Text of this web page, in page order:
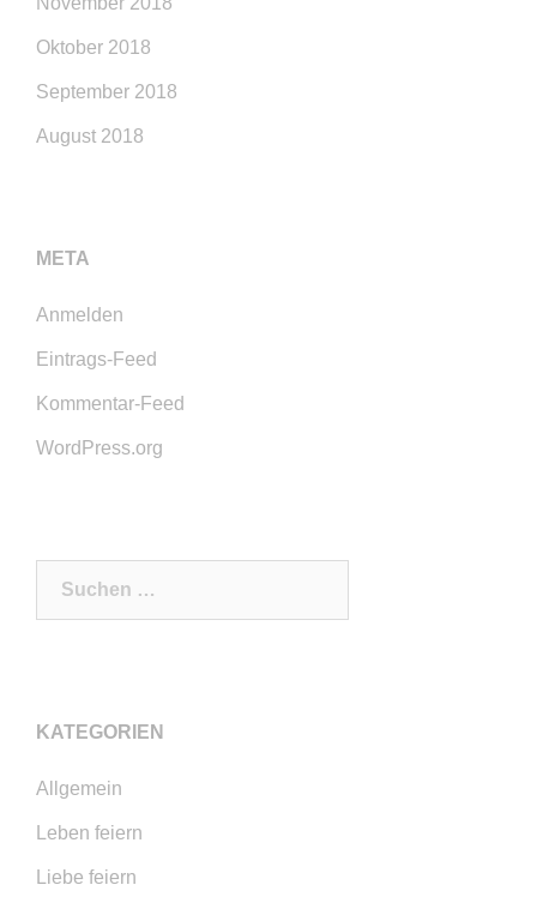
Oktober 2018
September 2018
August 2018
META
Anmelden
Eintrags-Feed
Kommentar-Feed
WordPress.org
KATEGORIEN
Allgemein
Leben feiern
Liebe feiern